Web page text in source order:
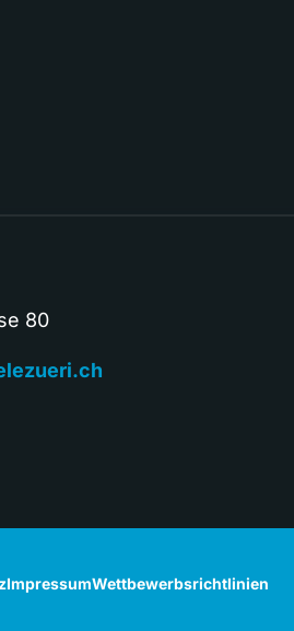
80
ImpressumWettbewerbsrichtlinien